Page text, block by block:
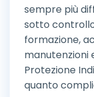
sempre più
sotto
formazione,
manutenzioni
Protezione
quanto